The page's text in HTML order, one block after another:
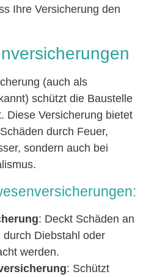
Ihre Versicherung den
(auch als
schützt die Baustelle
Diese Versicherung bietet
durch Feuer,
sondern auch bei
: Deckt Schäden an
Diebstahl oder
werden.
: Schützt